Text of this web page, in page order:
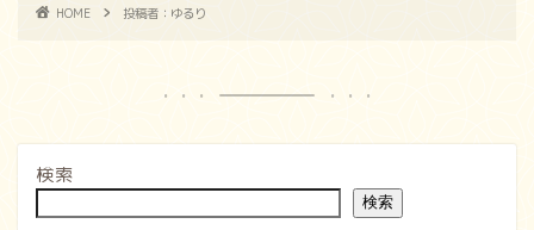
HOME 投稿者：ゆるり
検索
検索